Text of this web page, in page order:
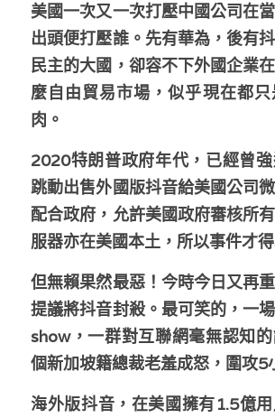
極端暴恐實錄
招國偉專欄
高松傑專欄
林伯強專欄
趙處機專欄
KOL 精選
曾子晴 - 晴深直說
龔靜儀大律師專欄
35+顛覆案
花生仔漫畫週記
商戶合作
支持讚助
條款及細則
繁體中文
English
美國一次又一次打壓中國公司在
出頭便打壓誰。先有華為，後有
民主的大國，卻容不下外國企業
麼自由貿易市場，似乎現在都
肉。
2020特朗普政府年代，已經曾
跳動出售外國版抖音給美國公司
配合政府，允許美國政府審核所
服器亦在美國本土，所以事件才
但無賴果然最惡！今時今日又再
提議將抖音封殺。最可笑的，一
show，一群對互聯網毫無認知
個新加坡籍總裁老羞成怒，圍攻5
海外版抖音，在美國擁有1.5億